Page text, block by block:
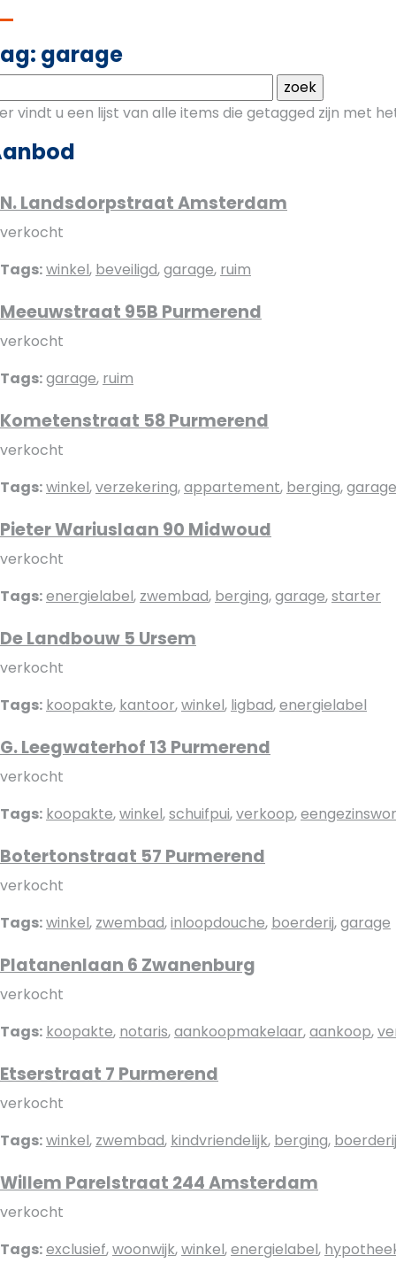
garage
vindt u een lijst van alle items die getagged zijn met
N. Landsdorpstraat Amsterdam
verkocht
Tags:winkel, beveiligd,garage, ruim
Meeuwstraat 95B Purmerend
verkocht
Tags:garage, ruim
Kometenstraat 58 Purmerend
verkocht
Tags:winkel,verzekering,appartement, berging,garage
Pieter Wariuslaan 90 Midwoud
verkocht
Tags:energielabel, zwembad, berging,garage,starter
De Landbouw 5 Ursem
verkocht
Tags: koopakte, kantoor,winkel, ligbad,energielabel
G. Leegwaterhof 13 Purmerend
verkocht
Tags: koopakte,winkel,schuifpui,verkoop,
Botertonstraat 57 Purmerend
verkocht
Tags:winkel, zwembad,inloopdouche, boerderij,garage
Platanenlaan 6 Zwanenburg
verkocht
Tags: koopakte, notaris,aankoopmakelaar,aankoop,
Etserstraat 7 Purmerend
verkocht
Tags:winkel, zwembad, kindvriendelijk, berging, boerderij
Willem Parelstraat 244 Amsterdam
verkocht
Tags:exclusief,woonwijk,winkel,energielabel,